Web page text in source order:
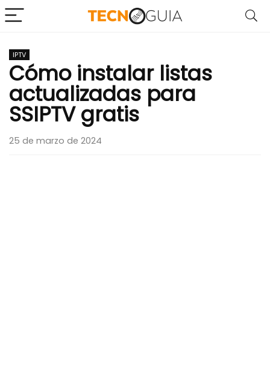
IPTV
Cómo instalar listas
actualizadas para
SSIPTV gratis
25 de marzo de 2024